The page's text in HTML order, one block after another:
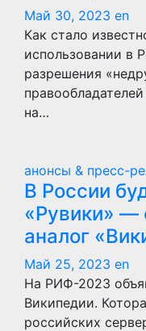
Май 30, 2023 en
Как стало
использовании в
разрешения
на…
анонсы & пресс-
В России
«Рувики» —
аналог
Май 25, 2023 en
На РИФ-2023
Википедии.
российских